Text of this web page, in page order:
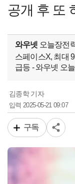
공개 후 또
와우넷 오늘장전
스페이스X, 최대
급등 - 와우넷 오
김종학 기자
입력2025-05-21 09:07
구독